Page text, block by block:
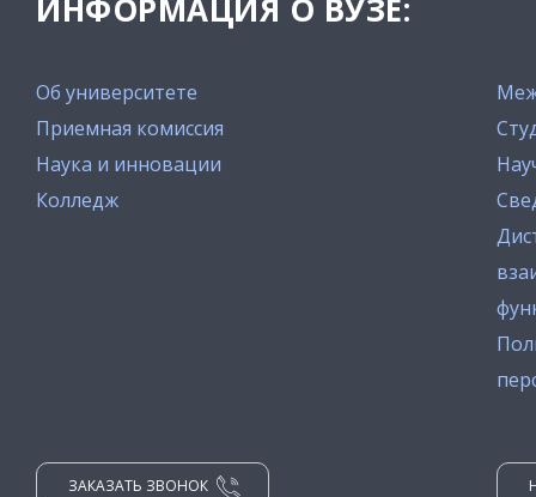
ИНФОРМАЦИЯ О ВУЗЕ:
Об университете
Приемная комиссия
Наука и инновации
Колледж
ЗАКАЗАТЬ ЗВОНОК